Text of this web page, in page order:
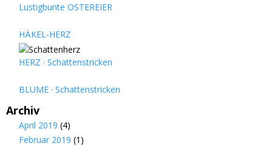
Lustigbunte OSTEREIER
HÄKEL-HERZ
HERZ · Schattenstricken
BLUME · Schattenstricken
Archiv
April 2019 (4)
Februar 2019 (1)